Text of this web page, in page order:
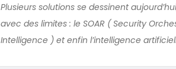
Plusieurs solutions se dessinent
avec des limites : le SOAR ( Security
Intelligence ) et enfin l’intelligence